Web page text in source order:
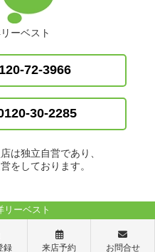
ーベスト
72-3966
30-2285
は独立自営であり、
をしております。
ーベスト
録 来店予約 お問合せ